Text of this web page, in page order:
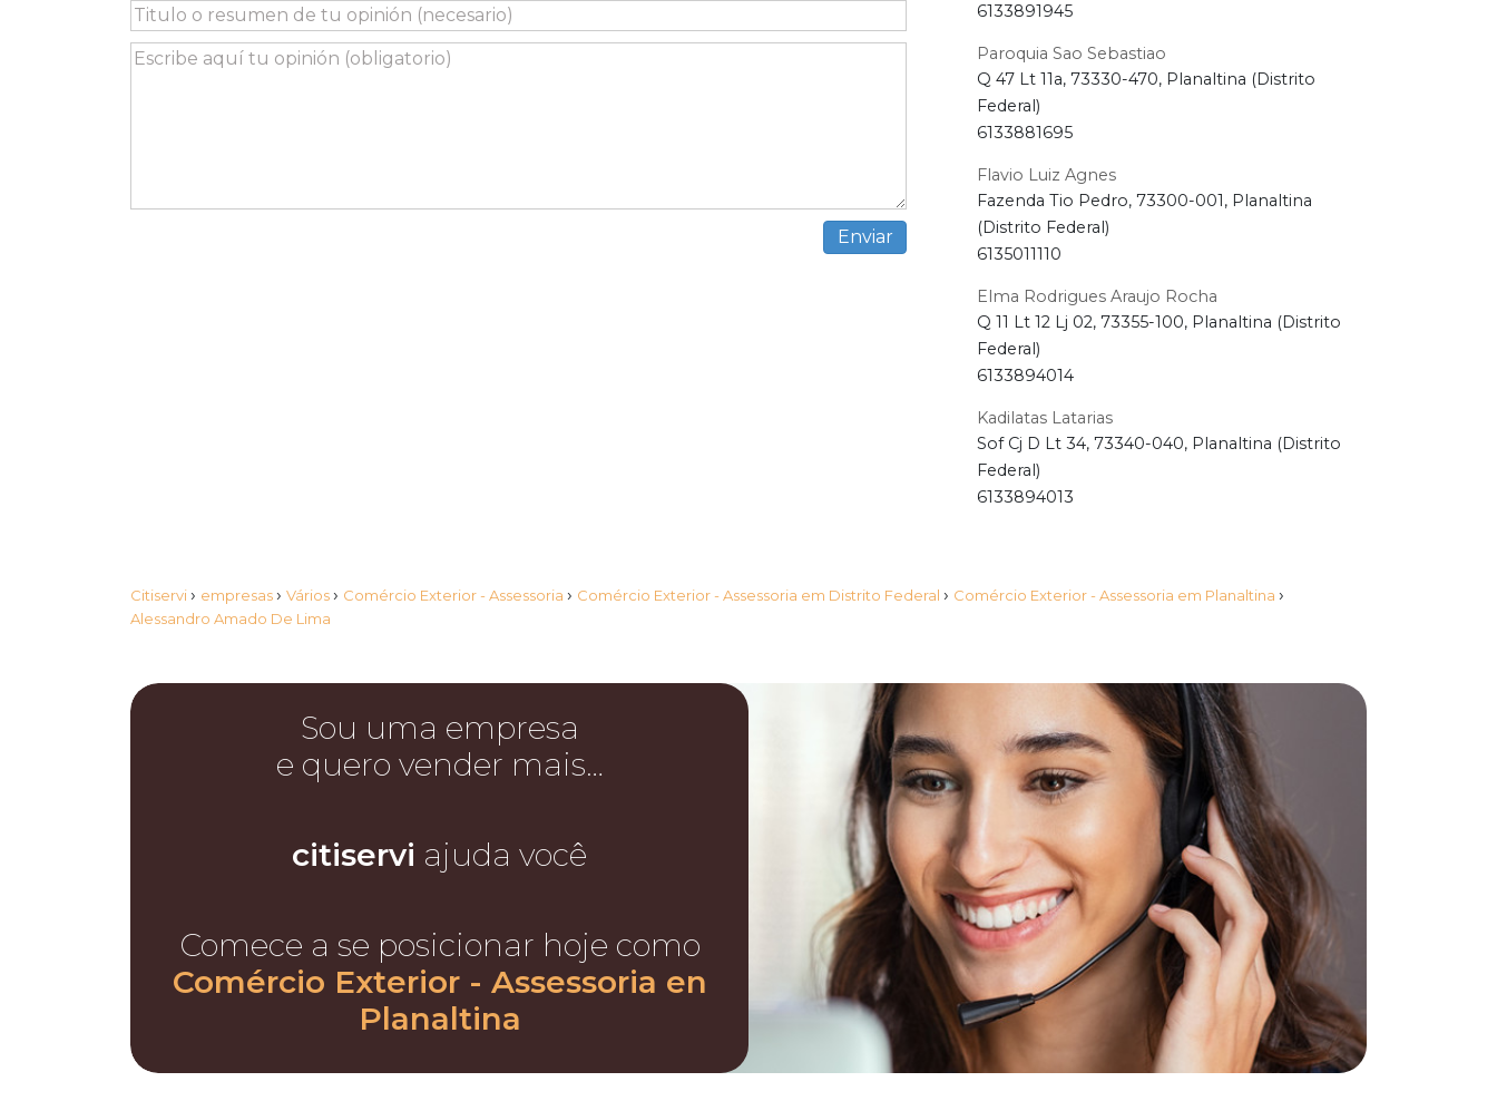
6133891945
Paroquia Sao Sebastiao
Q 47 Lt 11a, 73330-470, Planaltina (Distrito
Federal)
6133881695
Flavio Luiz Agnes
Fazenda Tio Pedro, 73300-001, Planaltina
(Distrito Federal)
6135011110
Elma Rodrigues Araujo Rocha
Q 11 Lt 12 Lj 02, 73355-100, Planaltina (Distrito
Federal)
6133894014
Kadilatas Latarias
Sof Cj D Lt 34, 73340-040, Planaltina (Distrito
Federal)
6133894013
Citiservi › empresas › Vários › Comércio Exterior - Assessoria › Comércio Exterior - Assessoria em Distrito Federal › Comércio Exterior - Assessoria em Planaltina ›
Alessandro Amado De Lima
Sou uma empresa
e quero vender mais…
citiservi ajuda você
Comece a se posicionar hoje como
Comércio Exterior - Assessoria en
Planaltina